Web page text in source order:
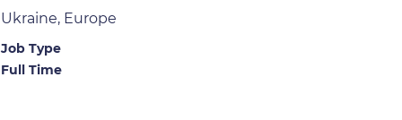
Ukraine, Europe
Job Type
Full Time